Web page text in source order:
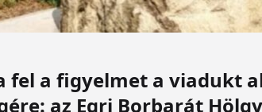
fel a figyelmet a viadukt
az Egri Borbarát